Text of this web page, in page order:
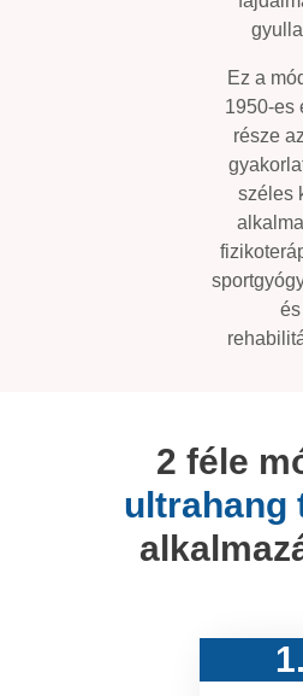
Ez a
1950-es
része
széles
2 féle
ultrahang
1.